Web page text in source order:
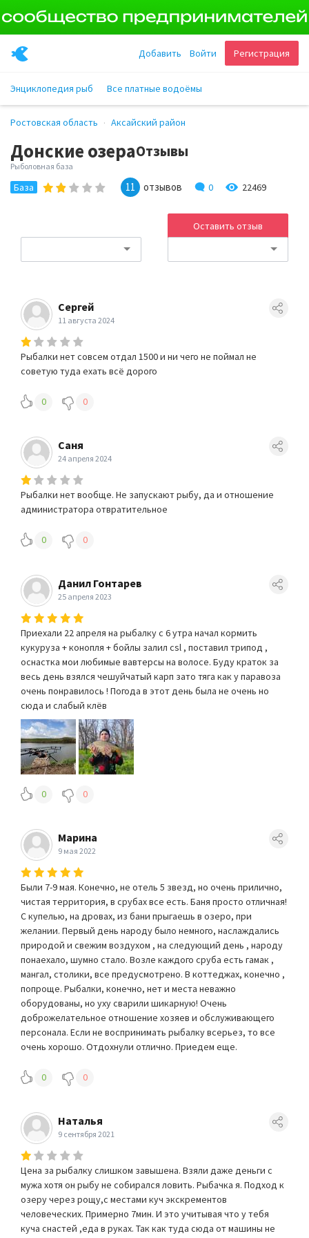
Регистрация
Войти
Добавить
Энциклопедия рыб Все платные водоёмы
Ростовская область Аксайский район
Донские озераОтзывы
Рыболовная база
База 11 отзывов 0 22469
Оставить отзыв
Сергей
11 августа 2024
Рыбалки нет совсем отдал 1500 и ни чего не поймал не
советую туда ехать всё дорого
0 0
Саня
24 апреля 2024
Рыбалки нет вообще. Не запускают рыбу, да и отношение
администратора отвратительное
0 0
Данил Гонтарев
25 апреля 2023
Приехали 22 апреля на рыбалку с 6 утра начал кормить
кукуруза + конопля + бойлы залил csl , поставил трипод ,
оснастка мои любимые вавтерсы на волосе. Буду краток за
весь день взялся чешуйчатый карп зато тяга как у паравоза
очень понравилось ! Погода в этот день была не очень но
сюда и слабый клёв
0 0
Марина
9 мая 2022
Были 7-9 мая. Конечно, не отель 5 звезд, но очень прилично,
чистая территория, в срубах все есть. Баня просто отличная!
С купелью, на дровах, из бани прыгаешь в озеро, при
желании. Первый день народу было немного, наслаждались
природой и свежим воздухом , на следующий день , народу
понаехало, шумно стало. Возле каждого сруба есть гамак ,
мангал, столики, все предусмотрено. В коттеджах, конечно ,
попроще. Рыбалки, конечно, нет и места неважно
оборудованы, но уху сварили шикарную! Очень
доброжелательное отношение хозяев и обслуживающего
персонала. Если не воспринимать рыбалку всерьез, то все
очень хорошо. Отдохнули отлично. Приедем еще.
0 0
Наталья
9 сентября 2021
Цена за рыбалку слишком завышена. Взяли даже деньги с
мужа хотя он рыбу не собирался ловить. Рыбачка я. Подход к
озеру через рощу,с местами куч экскрементов
человеческих. Примерно 7мин. И это учитывая что у тебя
куча снастей ,еда в руках. Так как туда сюда от машины не